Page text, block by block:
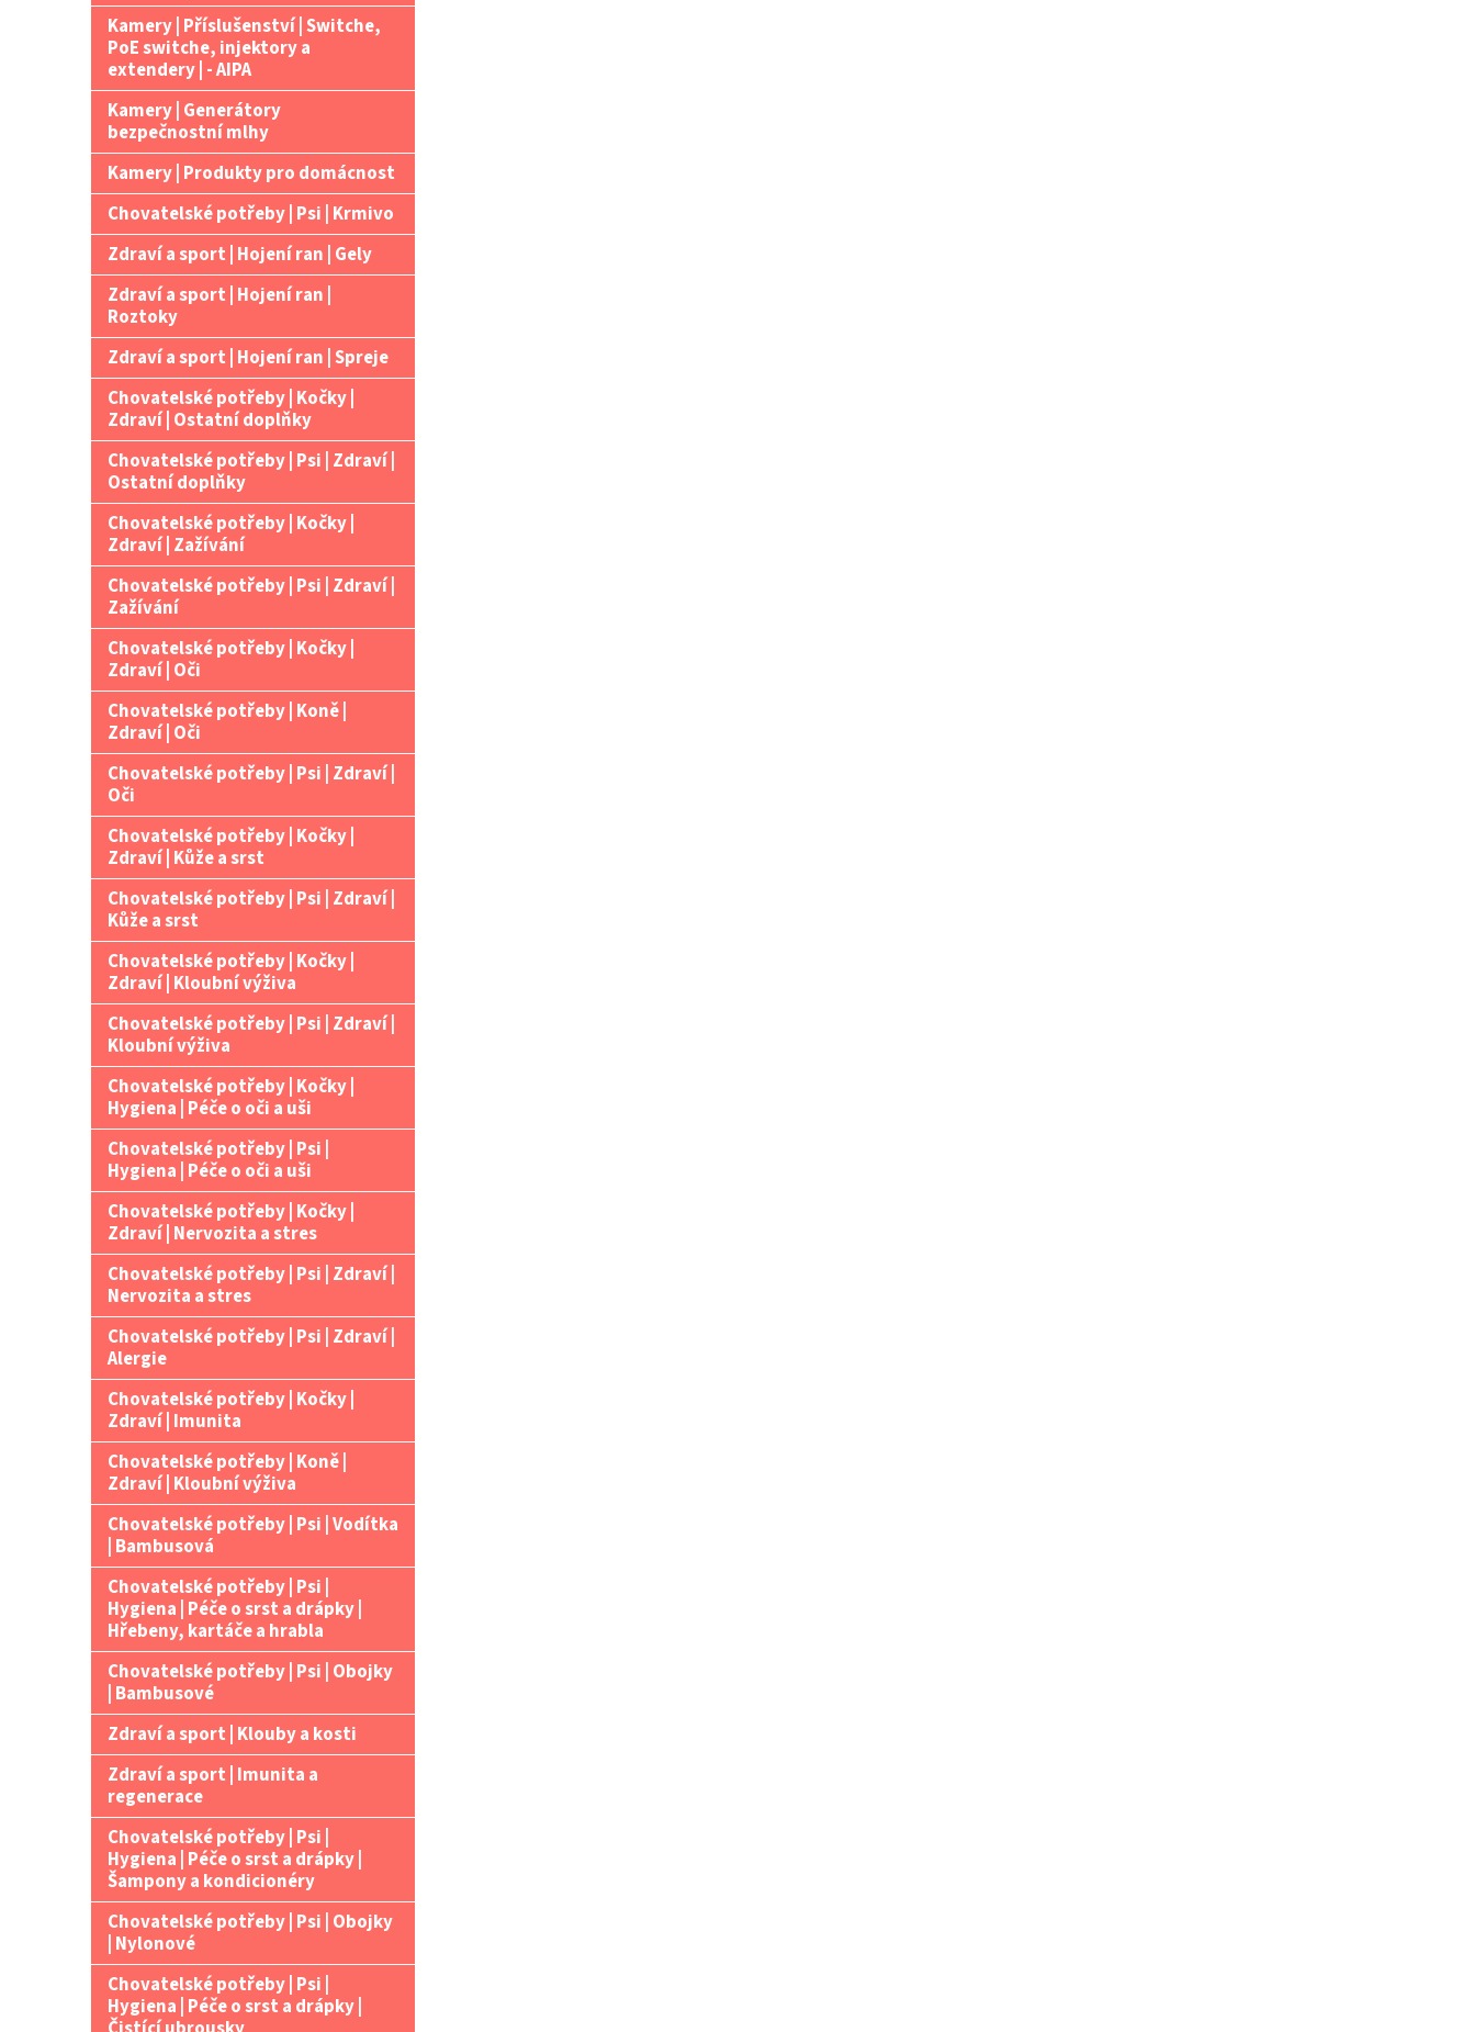
Kamery | Příslušenství | Switche,
PoE switche, injektory a
extendery | - AIPA
Kamery | Generátory
bezpečnostní mlhy
Kamery | Produkty pro domácnost
Chovatelské potřeby | Psi | Krmivo
Zdraví a sport | Hojení ran | Gely
Zdraví a sport | Hojení ran |
Roztoky
Zdraví a sport | Hojení ran | Spreje
Chovatelské potřeby | Kočky |
Zdraví | Ostatní doplňky
Chovatelské potřeby | Psi | Zdraví |
Ostatní doplňky
Chovatelské potřeby | Kočky |
Zdraví | Zažívání
Chovatelské potřeby | Psi | Zdraví |
Zažívání
Chovatelské potřeby | Kočky |
Zdraví | Oči
Chovatelské potřeby | Koně |
Zdraví | Oči
Chovatelské potřeby | Psi | Zdraví |
Oči
Chovatelské potřeby | Kočky |
Zdraví | Kůže a srst
Chovatelské potřeby | Psi | Zdraví |
Kůže a srst
Chovatelské potřeby | Kočky |
Zdraví | Kloubní výživa
Chovatelské potřeby | Psi | Zdraví |
Kloubní výživa
Chovatelské potřeby | Kočky |
Hygiena | Péče o oči a uši
Chovatelské potřeby | Psi |
Hygiena | Péče o oči a uši
Chovatelské potřeby | Kočky |
Zdraví | Nervozita a stres
Chovatelské potřeby | Psi | Zdraví |
Nervozita a stres
Chovatelské potřeby | Psi | Zdraví |
Alergie
Chovatelské potřeby | Kočky |
Zdraví | Imunita
Chovatelské potřeby | Koně |
Zdraví | Kloubní výživa
Chovatelské potřeby | Psi | Vodítka
| Bambusová
Chovatelské potřeby | Psi |
Hygiena | Péče o srst a drápky |
Hřebeny, kartáče a hrabla
Chovatelské potřeby | Psi | Obojky
| Bambusové
Zdraví a sport | Klouby a kosti
Zdraví a sport | Imunita a
regenerace
Chovatelské potřeby | Psi |
Hygiena | Péče o srst a drápky |
Šampony a kondicionéry
Chovatelské potřeby | Psi | Obojky
| Nylonové
Chovatelské potřeby | Psi |
Hygiena | Péče o srst a drápky |